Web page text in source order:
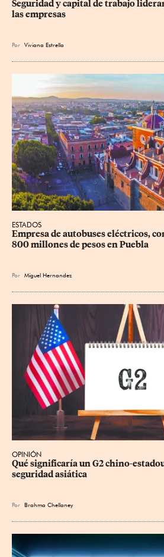
Seguridad y capital de trabajo
las empresas
Por Viviana Estrella
ESTADOS
Empresa de autobuses eléctricos,
800 millones de pesos en Puebla
Por Miguel Hernandez
OPINIÓN
Qué significaría un G2 chino-
seguridad asiática
Por Brahma Chellaney